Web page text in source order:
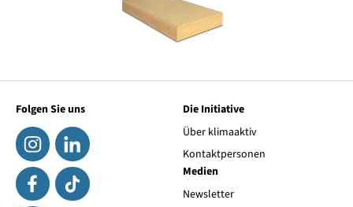
Folgen Sie uns
Die Initiative
Über klimaaktiv
Kontaktpersonen
Medien
Newsletter